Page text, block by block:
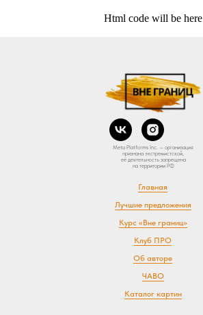
Html code will be here
Главная
Лучшие предложения
Курс «Вне границ»
Клуб ПРО
Об авторе
ЧАВО
Каталог картин
Meta Platforms Inc. — организация
признана экстремистской,
её деятельность запрещена
на территории РФ